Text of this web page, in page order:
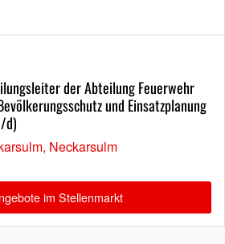
der Abteilung Feuerwehr
und Einsatzplanung
d)
Neckarsulm
im Stellenmarkt